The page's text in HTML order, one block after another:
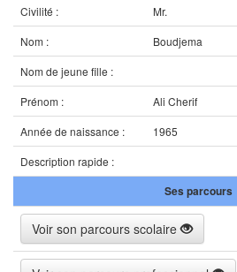
Civilité :
Mr.
Nom :
Boudjema
Nom de jeune fille :
Prénom :
Ali Cherif
Année de naissance :
1965
Description rapide :
Ses parcours
Voir son parcours scolaire